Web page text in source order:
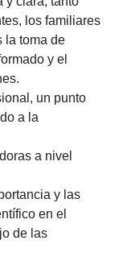
los familiares
la toma de
y el
un punto
a la
a nivel
y las
en el
de las